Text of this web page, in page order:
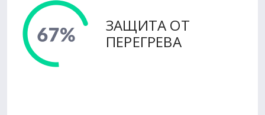
ЗАЩИТА ОТ
ПЕРЕГРЕВА